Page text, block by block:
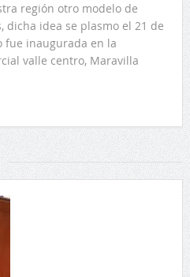
región otro modelo de
dicha idea se plasmo el 21 de
fue inaugurada en la
valle centro, Maravilla